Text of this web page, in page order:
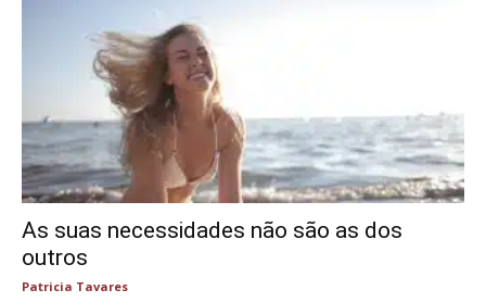
As suas necessidades não são as dos
outros
Patricia Tavares